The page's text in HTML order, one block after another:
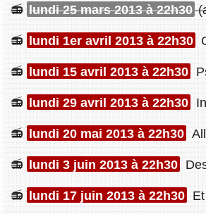
lundi 25 mars 2013 à 22h30
lundi 1er avril 2013 à 22h30
lundi 15 avril 2013 à 22h30
lundi 29 avril 2013 à 22h30
lundi 20 mai 2013 à 22h30
lundi 3 juin 2013 à 22h30 Des
lundi 17 juin 2013 à 22h30 Et